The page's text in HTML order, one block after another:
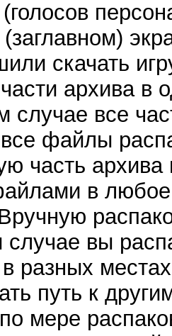
скачать
архива в
случае все
файлы
часть архива
в
случае вы
разных
путь к
мере